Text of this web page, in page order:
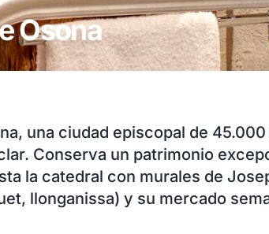
Osona
una ciudad episcopal de
Conserva un patrimonio
la catedral con murales de
llonganissa) y su mercado